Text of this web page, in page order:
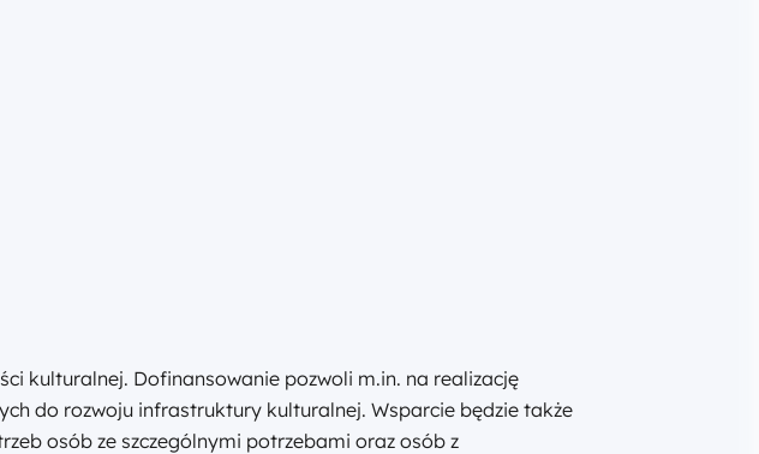
kulturalnej. Dofinansowanie pozwoli m.in. na realizację
do rozwoju infrastruktury kulturalnej. Wsparcie będzie także
osób ze szczególnymi potrzebami oraz osób z